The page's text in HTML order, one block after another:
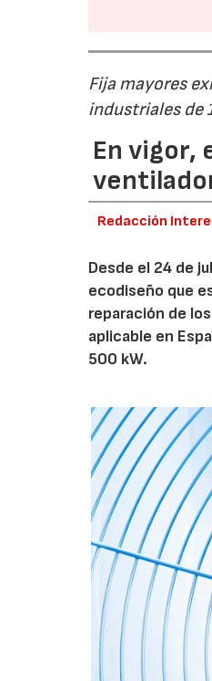
Fija mayores
industriales de
En vigor,
Redacción
Desde el 24 de
ecodiseño que
reparación de
aplicable en
500 kW.